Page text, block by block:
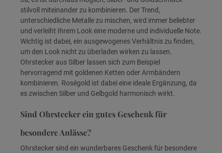
stilvoll miteinander zu kombinieren. Der Trend,
unterschiedliche Metalle zu mischen, wird immer beliebter
und verleiht Ihrem Look eine moderne und individuelle Note.
Wichtig ist dabei, ein ausgewogenes Verhältnis zu finden,
um den Look nicht zu überladen wirken zu lassen.
Ohrstecker aus Silber lassen sich zum Beispiel
hervorragend mit goldenen Ketten oder Armbändern
kombinieren. Roségold ist dabei eine ideale Ergänzung, da
es zwischen Silber und Gelbgold harmonisch wirkt.
Sind Ohrstecker ein gutes Geschenk für
besondere Anlässe?
Ohrstecker sind ein wunderbares Geschenk für besondere